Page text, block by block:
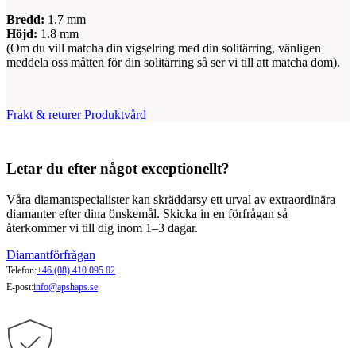
Bredd: 1.7 mm
Höjd: 1.8 mm
(Om du vill matcha din vigselring med din solitärring, vänligen
meddela oss måtten för din solitärring så ser vi till att matcha dom).
Frakt & returer Produktvård
Letar du efter något exceptionellt?
Våra diamantspecialister kan skräddarsy ett urval av extraordinära
diamanter efter dina önskemål. Skicka in en förfrågan så
återkommer vi till dig inom 1–3 dagar.
Diamantförfrågan
Telefon:+46 (08) 410 095 02
E-post:info@apshaps.se